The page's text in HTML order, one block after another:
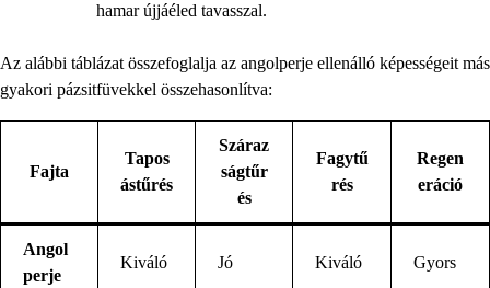
hamar újjáéled tavasszal.
Az alábbi táblázat összefoglalja az angolperje ellenálló képességeit más
gyakori pázsitfüvekkel összehasonlítva:
Fajta
Tapos
ástűrés
Száraz
ságtűr
és
Fagytű
rés
Regen
eráció
Angol
perje
Kiváló Jó Kiváló Gyors